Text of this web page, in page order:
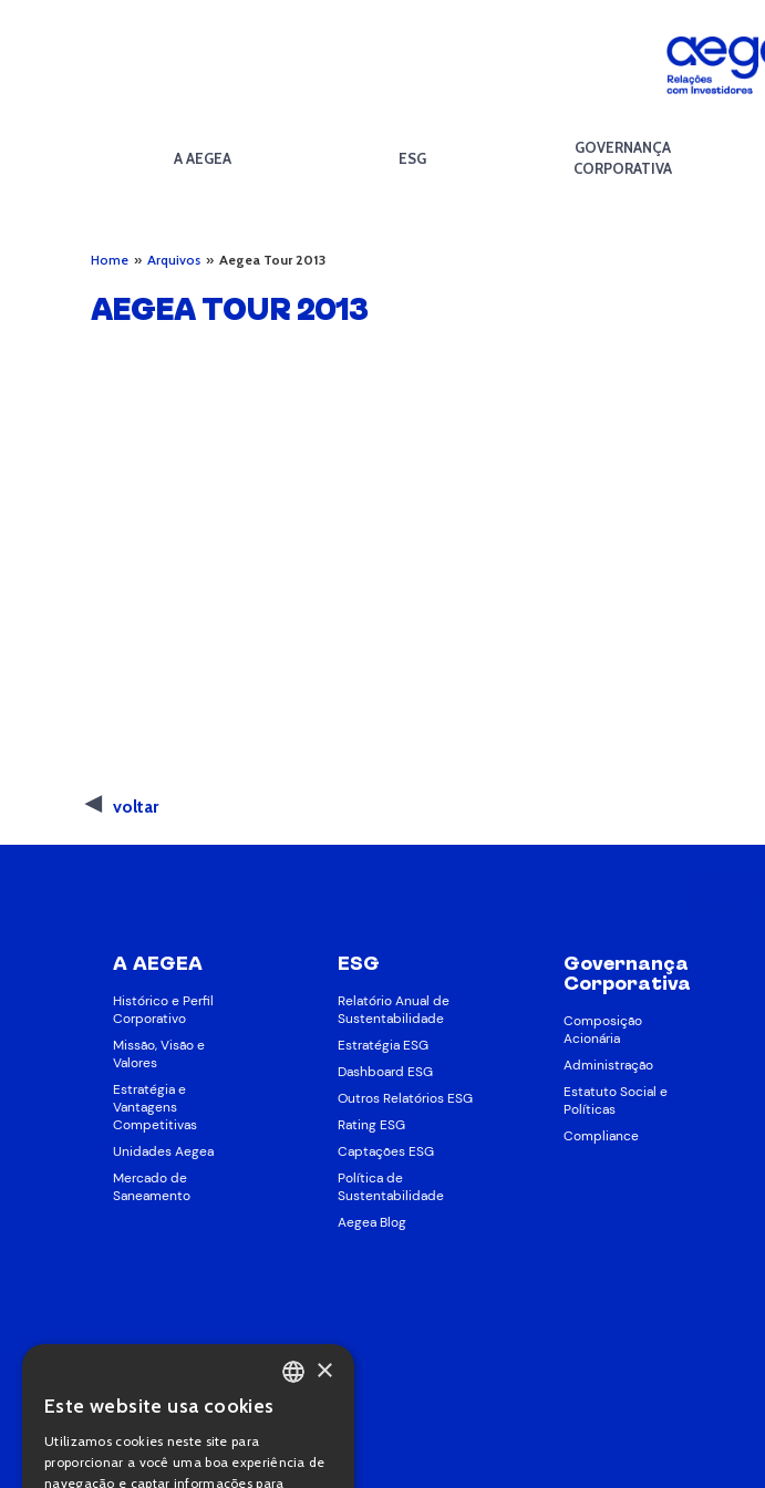
A AEGEA ESG
GOVERNANÇA
CORPORATIVA
Home » Arquivos » Aegea Tour 2013
AEGEA TOUR 2013
voltar
A AEGEA
Histórico e Perfil
Corporativo
Missão, Visão e
Valores
Estratégia e
Vantagens
Competitivas
Unidades Aegea
Mercado de
Saneamento
ESG
Relatório Anual de
Sustentabilidade
Estratégia ESG
Dashboard ESG
Outros Relatórios ESG
Rating ESG
Captações ESG
Política de
Sustentabilidade
Aegea Blog
Governança
Corporativa
Composição
Acionária
Administração
Estatuto Social e
Políticas
Compliance
PORTUGUESE
×
Este website usa cookies
Utilizamos cookies neste site para
proporcionar a você uma boa experiência de
navegação e captar informações para